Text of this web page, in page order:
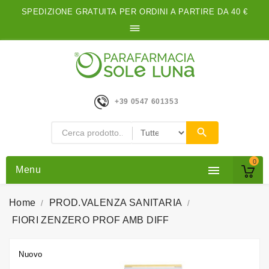
SPEDIZIONE GRATUITA PER ORDINI A PARTIRE DA 40 €

0
+39 0547 601353

Menu
Home
PROD.VALENZA SANITARIA
FIORI ZENZERO PROF AMB DIFF
Nuovo